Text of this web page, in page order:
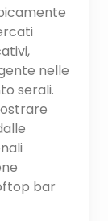
nelle
serali.
bar